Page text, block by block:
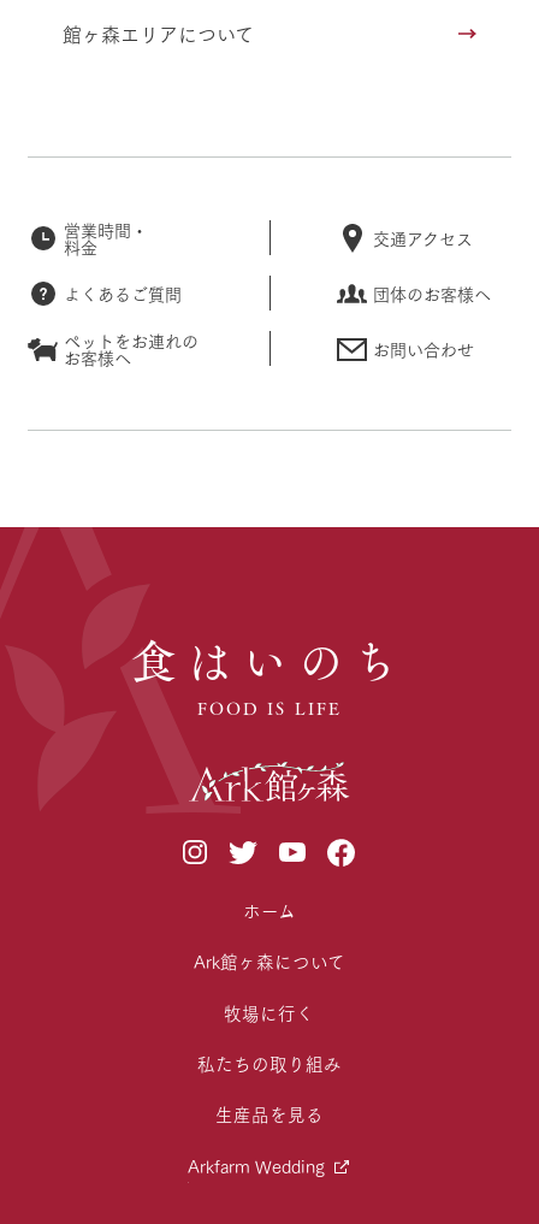
館ヶ森エリアについて
営業時間・
料金 交通アクセス
よくあるご質問
団体のお客様へ
ペットをお連れの
お客様へ お問い合わせ
食はいのち
FOOD IS LIFE
ホーム
Ark館ヶ森について
牧場に行く
私たちの取り組み
生産品を見る
Arkfarm Wedding